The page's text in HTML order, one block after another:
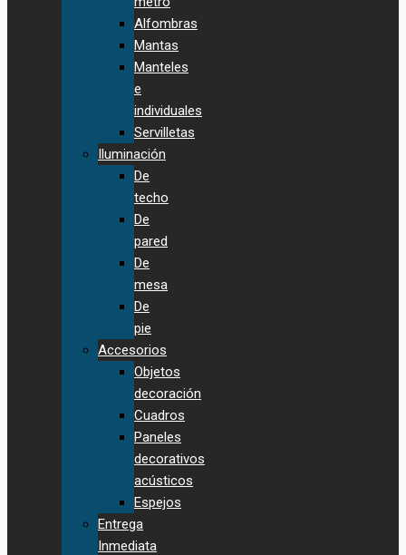
Alfombras
Mantas
Manteles
e
individuales
Servilletas
Iluminación
De
techo
De
pared
De
mesa
De
pie
Accesorios
Objetos
decoración
Cuadros
Paneles
decorativos
acústicos
Espejos
Entrega
Inmediata